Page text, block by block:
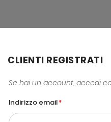
CLIENTI REGISTRATI
Se hai un account, accedi
Indirizzo email